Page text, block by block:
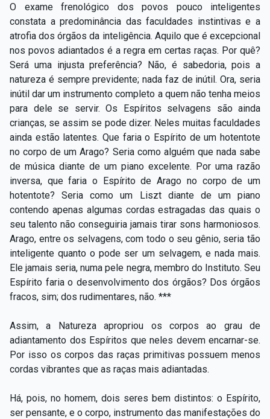
O exame frenológico dos povos pouco inteligentes
constata a predominância das faculdades instintivas e a
atrofia dos órgãos da inteligência. Aquilo que é excepcional
nos povos adiantados é a regra em certas raças. Por quê?
Será uma injusta preferência? Não, é sabedoria, pois a
natureza é sempre previdente; nada faz de inútil. Ora, seria
inútil dar um instrumento completo a quem não tenha meios
para dele se servir. Os Espíritos selvagens são ainda
crianças, se assim se pode dizer. Neles muitas faculdades
ainda estão latentes. Que faria o Espírito de um hotentote
no corpo de um Arago? Seria como alguém que nada sabe
de música diante de um piano excelente. Por uma razão
inversa, que faria o Espírito de Arago no corpo de um
hotentote? Seria como um Liszt diante de um piano
contendo apenas algumas cordas estragadas das quais o
seu talento não conseguiria jamais tirar sons harmoniosos.
Arago, entre os selvagens, com todo o seu gênio, seria tão
inteligente quanto o pode ser um selvagem, e nada mais.
Ele jamais seria, numa pele negra, membro do Instituto. Seu
Espírito faria o desenvolvimento dos órgãos? Dos órgãos
fracos, sim; dos rudimentares, não. ***
Assim, a Natureza apropriou os corpos ao grau de
adiantamento dos Espíritos que neles devem encarnar-se.
Por isso os corpos das raças primitivas possuem menos
cordas vibrantes que as raças mais adiantadas.
Há, pois, no homem, dois seres bem distintos: o Espírito,
ser pensante, e o corpo, instrumento das manifestações do